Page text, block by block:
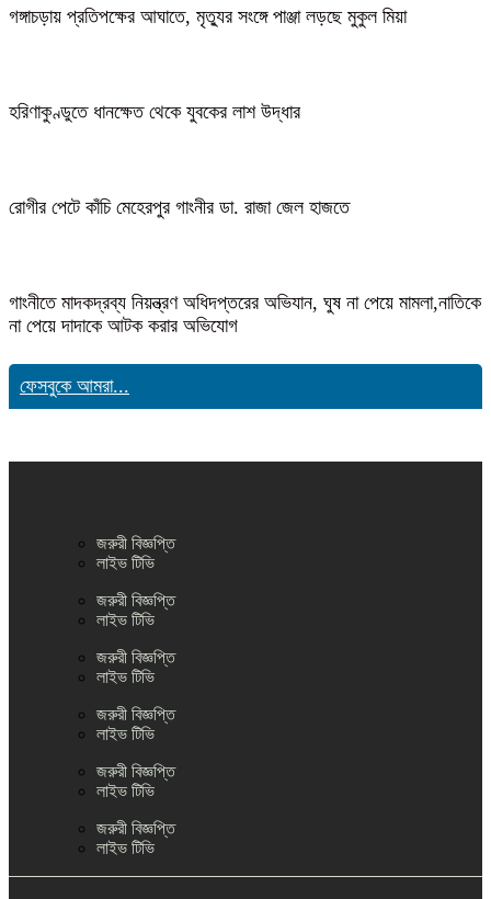
গঙ্গাচড়ায় প্রতিপক্ষের আঘাতে, মৃত্যুর সংঙ্গে পাঞ্জা লড়ছে মুকুল মিয়া
হরিণাকুণ্ডুতে ধানক্ষেত থেকে যুবকের লাশ উদ্ধার
রোগীর পেটে কাঁচি মেহেরপুর গাংনীর ডা. রাজা জেল হাজতে
গাংনীতে মাদকদ্রব্য নিয়ন্ত্রণ অধিদপ্তরের অভিযান, ঘুষ না পেয়ে মামলা,নাতিকে
না পেয়ে দাদাকে আটক করার অভিযোগ
ফেসবুকে আমরা...
জরুরী বিজ্ঞপ্তি
লাইভ টিভি
জরুরী বিজ্ঞপ্তি
লাইভ টিভি
জরুরী বিজ্ঞপ্তি
লাইভ টিভি
জরুরী বিজ্ঞপ্তি
লাইভ টিভি
জরুরী বিজ্ঞপ্তি
লাইভ টিভি
জরুরী বিজ্ঞপ্তি
লাইভ টিভি